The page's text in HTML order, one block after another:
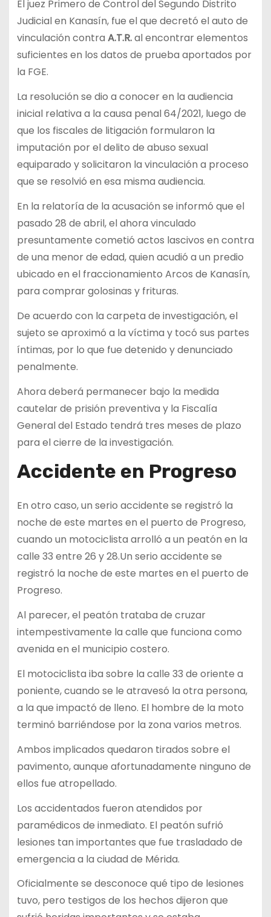
El juez Primero de Control del Segundo Distrito
Judicial en Kanasín, fue el que decretó el auto de
vinculación contra A.T.R.al encontrar elementos
suficientes en los datos de prueba aportados por
la FGE.
La resolución se dio a conocer en la audiencia
inicial relativa a la causa penal 64/2021, luego de
que los fiscales de litigación formularon la
imputación por el delito de abuso sexual
equiparado y solicitaron la vinculación a proceso
que se resolvió en esa misma audiencia.
En la relatoría de la acusación se informó que el
pasado 28 de abril, el ahora vinculado
presuntamente cometió actos lascivos en contra
de una menor de edad, quien acudió a un predio
ubicado en el fraccionamiento Arcos de Kanasín,
para comprar golosinas y frituras.
De acuerdo con la carpeta de investigación, el
sujeto se aproximó a la víctima y tocó sus partes
íntimas, por lo que fue detenido y denunciado
penalmente.
Ahora deberá permanecer bajo la medida
cautelar de prisión preventiva y la Fiscalía
General del Estado tendrá tres meses de plazo
para el cierre de la investigación.
Accidente en Progreso
En otro caso, un serio accidente se registró la
noche de este martes en el puerto de Progreso,
cuando un motociclista arrolló a un peatón en la
calle 33 entre 26 y 28.Un serio accidente se
registró la noche de este martes en el puerto de
Progreso.
Al parecer, el peatón trataba de cruzar
intempestivamente la calle que funciona como
avenida en el municipio costero.
El motociclista iba sobre la calle 33 de oriente a
poniente, cuando se le atravesó la otra persona,
a la que impactó de lleno. El hombre de la moto
terminó barriéndose por la zona varios metros.
Ambos implicados quedaron tirados sobre el
pavimento, aunque afortunadamente ninguno de
ellos fue atropellado.
Los accidentados fueron atendidos por
paramédicos de inmediato. El peatón sufrió
lesiones tan importantes que fue trasladado de
emergencia a la ciudad de Mérida.
Oficialmente se desconoce qué tipo de lesiones
tuvo, pero testigos de los hechos dijeron que